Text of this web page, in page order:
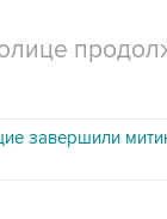
завершили